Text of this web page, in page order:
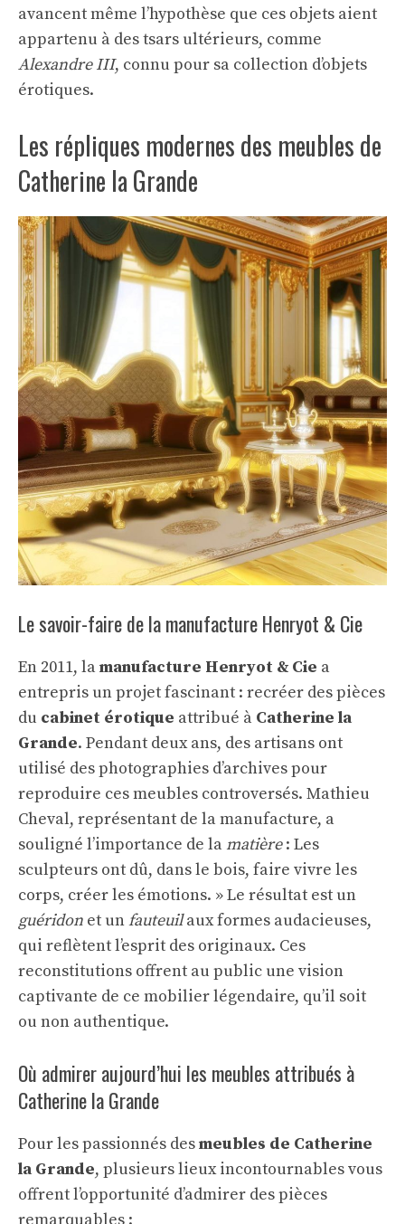
avancent même l’hypothèse que ces objets aient
appartenu à des tsars ultérieurs, comme
Alexandre III, connu pour sa collection d’objets
érotiques.
Les répliques modernes des meubles de
Catherine la Grande
Le savoir-faire de la manufacture Henryot & Cie
En 2011, lamanufacture Henryot & Cie a
entrepris un projet fascinant : recréer des pièces
du cabinet érotique attribué à Catherine la
Grande. Pendant deux ans, des artisans ont
utilisé des photographies d’archives pour
reproduire ces meubles controversés. Mathieu
Cheval, représentant de la manufacture, a
souligné l’importance de lamatière: Les
sculpteurs ont dû, dans le bois, faire vivre les
corps, créer les émotions. » Le résultat est un
guéridon et unfauteuilaux formes audacieuses,
qui reflètent l’esprit des originaux. Ces
reconstitutions offrent au public une vision
captivante de ce mobilier légendaire, qu’il soit
ou non authentique.
Où admirer aujourd’hui les meubles attribués à
Catherine la Grande
Pour les passionnés desmeubles de Catherine
la Grande, plusieurs lieux incontournables vous
offrent l’opportunité d’admirer des pièces